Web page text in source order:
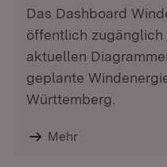
Das Dashboard
öffentlich
aktuellen
geplante
Württemberg.
Mehr